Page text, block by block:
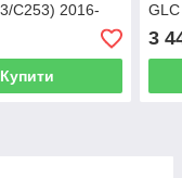
С253) 2016-
(пасажирське)
Купити
3